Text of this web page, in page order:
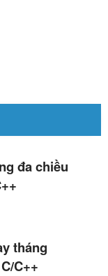
đa chiều
tháng
C++